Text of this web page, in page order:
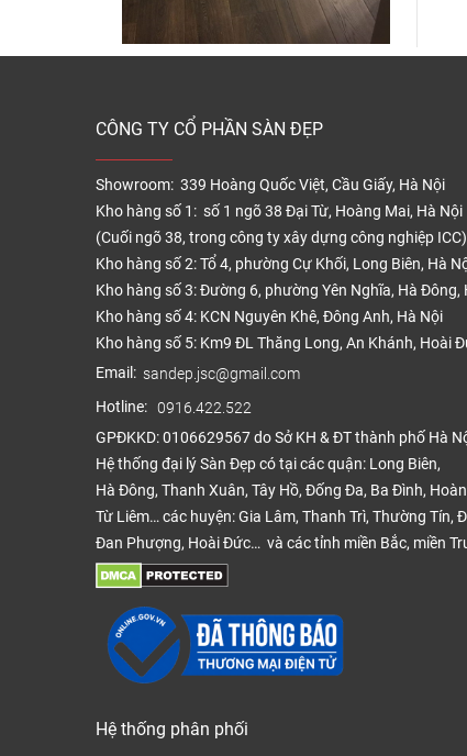
CÔNG TY CỔ PHẦN SÀN ĐẸP
Showroom: 339 Hoàng Quốc Việt, Cầu Giấy, Hà Nội
Kho hàng số 1: số 1 ngõ 38 Đại Từ, Hoàng Mai, Hà Nội
(Cuối ngõ 38, trong công ty xây dựng công nghiệp ICC)
Kho hàng số 2: Tổ 4, phường Cự Khối, Long Biên, Hà
Kho hàng số 3: Đường 6, phường Yên Nghĩa, Hà Đông,
Kho hàng số 4: KCN Nguyên Khê, Đông Anh, Hà Nội
Kho hàng số 5: Km9 ĐL Thăng Long, An Khánh, Hoài
Email: sandep.jsc@gmail.com
Hotline: 0916.422.522
GPĐKKD: 0106629567 do Sở KH & ĐT thành phố Hà
Hệ thống đại lý Sàn Đẹp có tại các quận: Long Biên,
Hà Đông, Thanh Xuân, Tây Hồ, Đống Đa, Ba Đình,
Từ Liêm… các huyện: Gia Lâm, Thanh Trì, Thường Tín,
Đan Phượng, Hoài Đức… và các tỉnh miền Bắc, miền
Hệ thống phân phối